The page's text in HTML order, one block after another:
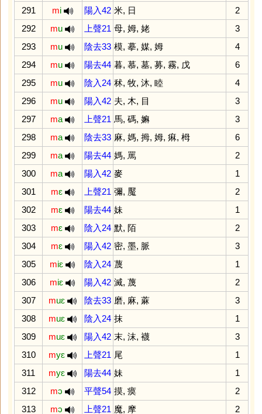
291
mi 陽入42 米, 日
2
292
mu 上聲21 母, 姆, 姥
3
293
mu 陰去33 模, 摹, 媒, 姆
4
294
mu 陽去44 暮, 慕, 墓, 募, 霧, 戊
6
295
mu 陰入24 秫, 牧, 沐, 睦
4
296
mu 陽入42 夫, 木, 目
3
297
ma 上聲21 馬, 碼, 嫲
3
298
ma 陰去33 麻, 媽, 拇, 姆, 痳, 栂
6
299
ma 陽去44 媽, 罵
2
300
ma 陽入42 麥
1
301
mɛ 上聲21 彌, 魘
2
302
mɛ 陽去44 妹
1
303
mɛ 陰入24 默, 陌
2
304
mɛ 陽入42 密, 墨, 脈
3
305
miɛ 陰入24 蔑
1
306
miɛ 陽入42 滅, 蔑
2
307
muɛ 陰去33 磨, 麻, 蔴
3
308
muɛ 陰入24 抹
1
309
muɛ 陽入42 末, 沫, 襪
3
310
myɛ 上聲21 尾
1
311
myɛ 陽去44 妹
1
312
mɔ 平聲54 摸, 瘼
2
313
mɔ 上聲21 魔, 摩 2